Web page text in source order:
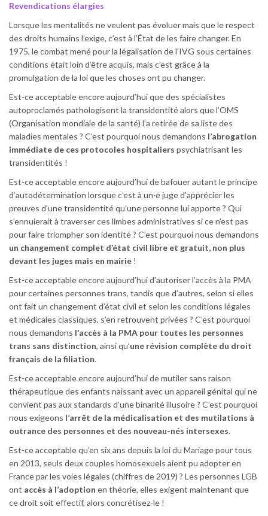
Revendications élargies
Lorsque les mentalités ne veulent pas évoluer mais que le respect
des droits humains l’exige, c’est à l’État de les faire changer. En
1975, le combat mené pour la légalisation de l’IVG sous certaines
conditions était loin d’être acquis, mais c’est grâce à la
promulgation de la loi que les choses ont pu changer.
Est-ce acceptable encore aujourd’hui que des spécialistes
autoproclamés pathologisent la transidentité alors que l’OMS
(Organisation mondiale de la santé) l’a retirée de sa liste des
maladies mentales ? C’est pourquoi nous demandons l’abrogation
immédiate de ces protocoles hospitaliers psychiatrisant les
transidentités !
Est-ce acceptable encore aujourd’hui de bafouer autant le principe
d’autodétermination lorsque c’est à un·e juge d’apprécier les
preuves d’une transidentité qu’une personne lui apporte ? Qui
s’ennuierait à traverser ces limbes administratives si ce n’est pas
pour faire triompher son identité ? C’est pourquoi nous demandons
un changement complet d’état civil libre et gratuit, non plus
devant les juges mais en mairie !
Est-ce acceptable encore aujourd’hui d’autoriser l’accès à la PMA
pour certaines personnes trans, tandis que d’autres, selon si elles
ont fait un changement d’état civil et selon les conditions légales
et médicales classiques, s’en retrouvent privées ? C’est pourquoi
nous demandons l’accès à la PMA pour toutes les personnes
trans sans distinction, ainsi qu’une révision complète du droit
français de la filiation.
Est-ce acceptable encore aujourd’hui de mutiler sans raison
thérapeutique des enfants naissant avec un appareil génital qui ne
convient pas aux standards d’une binarité illusoire ? C’est pourquoi
nous exigeons l’arrêt de la médicalisation et des mutilations à
outrance des personnes et des nouveau-nés intersexes.
Est-ce acceptable qu’en six ans depuis la loi du Mariage pour tous
en 2013, seuls deux couples homosexuels aient pu adopter en
France par les voies légales (chiffres de 2019) ? Les personnes LGB
ont accès à l’adoption en théorie, elles exigent maintenant que
ce droit soit effectif, alors concrétisez-le !